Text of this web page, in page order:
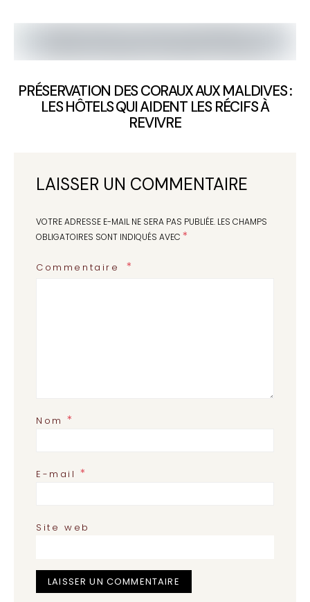
PRÉSERVATION DES CORAUX AUX MALDIVES :
LES HÔTELS QUI AIDENT LES RÉCIFS À
REVIVRE
LAISSER UN COMMENTAIRE
VOTRE ADRESSE E-MAIL NE SERA PAS PUBLIÉE. LES CHAMPS
OBLIGATOIRES SONT INDIQUÉS AVEC *
Commentaire
Nom*
E-mail*
Site web